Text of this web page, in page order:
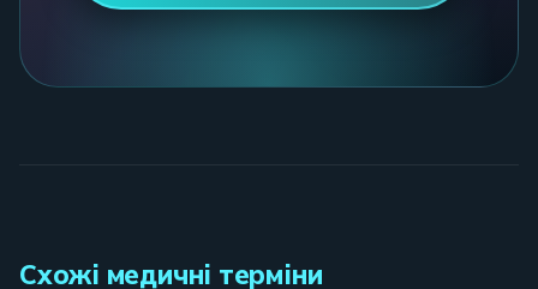
Схожі медичні терміни